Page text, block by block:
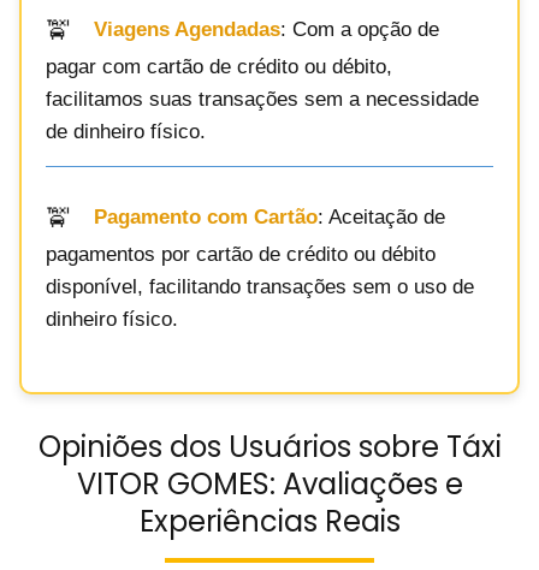
Viagens Agendadas: Com a opção de
pagar com cartão de crédito ou débito,
facilitamos suas transações sem a necessidade
de dinheiro físico.
Pagamento com Cartão: Aceitação de
pagamentos por cartão de crédito ou débito
disponível, facilitando transações sem o uso de
dinheiro físico.
Opiniões dos Usuários sobre Táxi
VITOR GOMES: Avaliações e
Experiências Reais